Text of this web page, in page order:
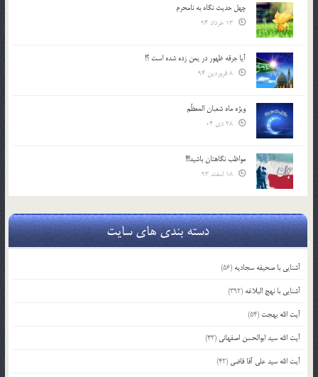
چهل حدیث نگاه به نامحرم
آیا جرقه ظهور در یمن زده شده است ؟!
ویژه ماه شعبان المعظّم
مواظب نگاهتان باشید!!!
دسته بندی های سایت
آشنایی با صحیفه سجادیه (56)
آشنایی با نهج البلاغه (392)
آیت الله بهجت (54)
آیت الله سید ابوالحسن اصفهانی (43)
آیت الله سید علی آقا قاضی (42)